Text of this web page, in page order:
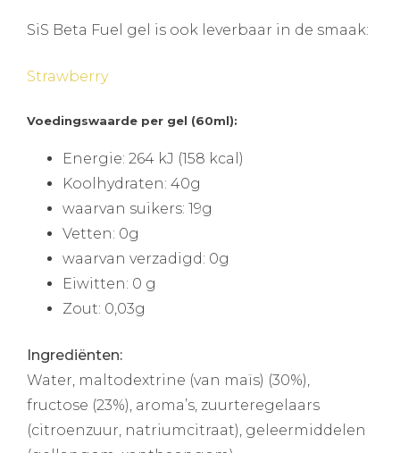
SiS Beta Fuel gel is ook leverbaar in de smaak:
Strawberry
Voedingswaarde per gel (60ml):
Energie: 264 kJ (158 kcal)
Koolhydraten: 40g
waarvan suikers: 19g
Vetten: 0g
waarvan verzadigd: 0g
Eiwitten: 0 g
Zout: 0,03g
Ingrediënten:
Water, maltodextrine (van maïs) (30%),
fructose (23%), aroma’s, zuurteregelaars
(citroenzuur, natriumcitraat), geleermiddelen